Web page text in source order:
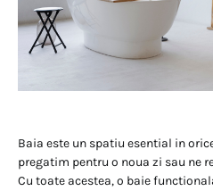
Baia este un spatiu esential in
pregatim pentru o noua zi sau ne
Cu toate acestea, o baie